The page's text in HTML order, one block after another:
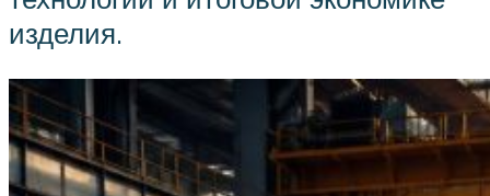
изделия.